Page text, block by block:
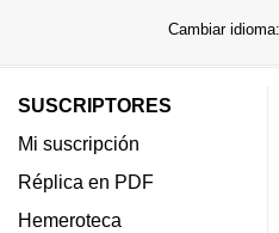
Cambiar idioma:
SUSCRIPTORES
Mi suscripción
Réplica en PDF
Hemeroteca